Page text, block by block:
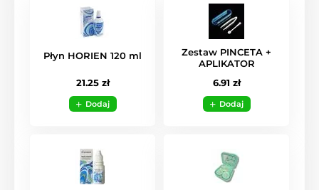
Płyn HORIEN 120 ml
21.25 zł
Dodaj
Zestaw PINCETA +
APLIKATOR
6.91 zł
Dodaj